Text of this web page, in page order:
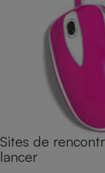
Sites de
lancer